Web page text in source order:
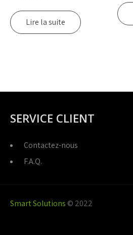
Lire la suite
SERVICE CLIENT
Contactez-nous
F.A.Q.
Smart Solutions © 2022